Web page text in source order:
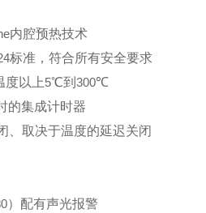
内腔预热技术
标准，符合所有安全要求
度以上5℃到 300℃
的集成计时器
、取决于温度的延迟关闭
）配有声光报警